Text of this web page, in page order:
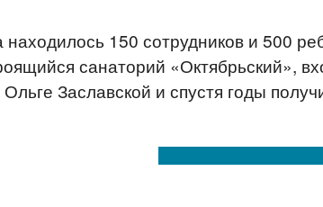
150 сотрудников и 500
санаторий «Октябрьский»,
Заславской и спустя годы